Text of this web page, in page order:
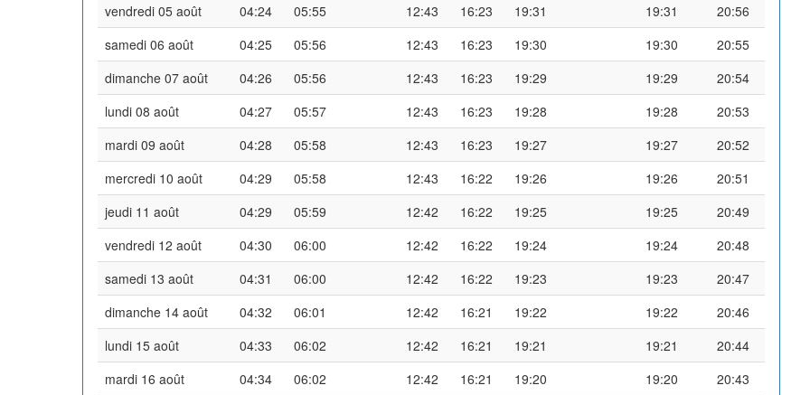
vendredi 05 août
04:24 05:55 12:43 16:23 19:31 19:31
20:56
samedi 06 août
04:25 05:56 12:43 16:23 19:30 19:30
20:55
dimanche 07 août
04:26 05:56 12:43 16:23 19:29 19:29
20:54
lundi 08 août
04:27 05:57 12:43 16:23 19:28 19:28
20:53
mardi 09 août
04:28 05:58 12:43 16:23 19:27 19:27
20:52
mercredi 10 août
04:29 05:58 12:43 16:22 19:26 19:26
20:51
jeudi 11 août
04:29 05:59 12:42 16:22 19:25 19:25
20:49
vendredi 12 août
04:30 06:00 12:42 16:22 19:24 19:24
20:48
samedi 13 août
04:31 06:00 12:42 16:22 19:23 19:23
20:47
dimanche 14 août
04:32 06:01 12:42 16:21 19:22 19:22
20:46
lundi 15 août
04:33 06:02 12:42 16:21 19:21 19:21
20:44
mardi 16 août
04:34 06:02 12:42 16:21 19:20 19:20
20:43